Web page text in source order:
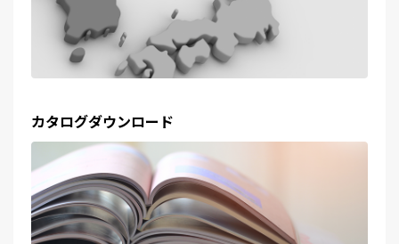
カタログダウンロード